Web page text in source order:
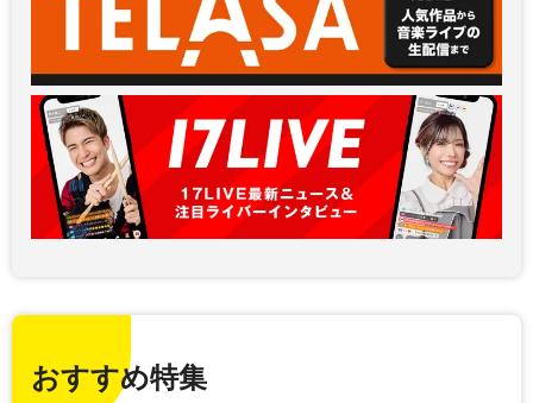
おすすめ特集